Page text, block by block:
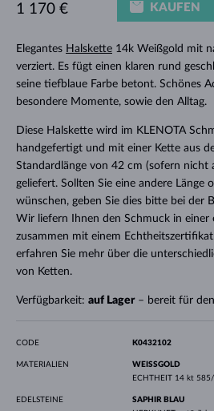
Elegantes Halskette14k Weißgold mit
verziert. Es fügt einen klaren rund
seine tiefblaue Farbe betont. Schönes
besondere Momente, sowie den Alltag.
Diese Halskette wird im KLENOTA
handgefertigt und mit einer Kette aus
Standardlänge von 42 cm (sofern nicht
geliefert. Sollten Sie eine andere Länge
wünschen, geben Sie dies bitte bei der
Wir liefern Ihnen den Schmuck in einer
zusammen mit einem
erfahren Sie mehr über die
von Ketten.
Verfügbarkeit: auf Lager– bereit für den
1 170 € KAUFEN
CODE K0432102
MATERIALIEN
WEISSGOLD
ECHTHEIT 14 kt
EDELSTEINE
SAPHIR BLAU